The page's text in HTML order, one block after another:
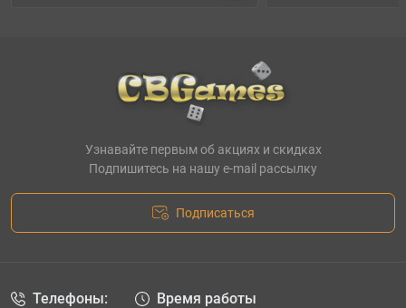
Узнавайте первым об акциях и скидках
Подпишитесь на нашу e-mail рассылку
Подписаться
Телефоны: Время работы